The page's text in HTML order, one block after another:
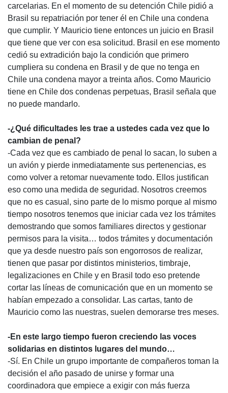
carcelarias. En el momento de su detención Chile pidió a
Brasil su repatriación por tener él en Chile una condena
que cumplir. Y Mauricio tiene entonces un juicio en Brasil
que tiene que ver con esa solicitud. Brasil en ese momento
cedió su extradición bajo la condición que primero
cumpliera su condena en Brasil y de que no tenga en
Chile una condena mayor a treinta años. Como Mauricio
tiene en Chile dos condenas perpetuas, Brasil señala que
no puede mandarlo.
-¿Qué dificultades les trae a ustedes cada vez que lo
cambian de penal?
-Cada vez que es cambiado de penal lo sacan, lo suben a
un avión y pierde inmediatamente sus pertenencias, es
como volver a retomar nuevamente todo. Ellos justifican
eso como una medida de seguridad. Nosotros creemos
que no es casual, sino parte de lo mismo porque al mismo
tiempo nosotros tenemos que iniciar cada vez los trámites
demostrando que somos familiares directos y gestionar
permisos para la visita… todos trámites y documentación
que ya desde nuestro país son engorrosos de realizar,
tienen que pasar por distintos ministerios, timbraje,
legalizaciones en Chile y en Brasil todo eso pretende
cortar las líneas de comunicación que en un momento se
habían empezado a consolidar. Las cartas, tanto de
Mauricio como las nuestras, suelen demorarse tres meses.
-En este largo tiempo fueron creciendo las voces
solidarias en distintos lugares del mundo…
-Sí. En Chile un grupo importante de compañeros toman la
decisión el año pasado de unirse y formar una
coordinadora que empiece a exigir con más fuerza